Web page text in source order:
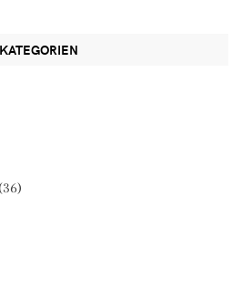
KATEGORIEN